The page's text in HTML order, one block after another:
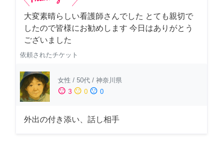
大変素晴らしい看護師さんでした とても親切で
したので皆様にお勧めします 今日はありがとう
ございました
依頼されたチケット
女性 / 50代 / 神奈川県
sentiment_satisfied 3 sentiment_neutral 0 sentiment_dissatisfied 0
外出の付き添い、話し相手